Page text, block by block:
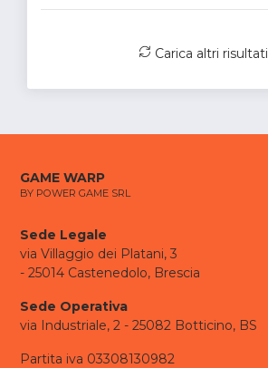
Carica altri risultati
GAME WARP
BY POWER GAME SRL
Sede Legale
via Villaggio dei Platani, 3
- 25014 Castenedolo, Brescia
Sede Operativa
via Industriale, 2 - 25082 Botticino, BS
Partita iva 03308130982